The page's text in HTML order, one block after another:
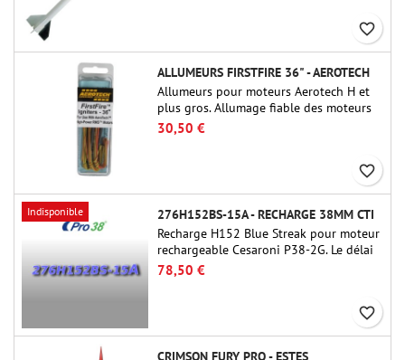
favorite_border
ALLUMEURS FIRSTFIRE 36" - AEROTECH
Allumeurs pour moteurs Aerotech H et
plus gros. Allumage fiable des moteurs
jusqu'à 91 cm de longu
30,50 €
favorite_border
Indisponible
276H152BS-15A - RECHARGE 38MM CTI
Recharge H152 Blue Streak pour moteur
rechargeable Cesaroni P38-2G. Le délai
de 15 secondes est réglable via l'outil
ProDAT 38
78,50 €
favorite_border
CRIMSON FURY PRO - ESTES